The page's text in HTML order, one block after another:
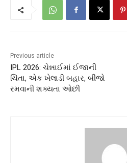
Previous article
IPL 2026: ચેન્નાઈમાં ઈજાની
ચિંતા, એક ખેલાડી બહાર, બીજો
રમવાની શક્યતા ઓછી